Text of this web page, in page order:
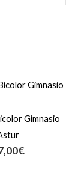
Gimnasio
€